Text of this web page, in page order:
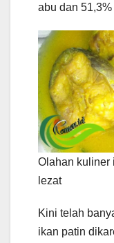
abu dan 51,3%
Olahan kuliner
lezat
Kini telah
ikan patin